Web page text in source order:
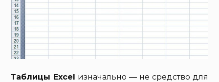
Таблицы Excel изначально — не средство для